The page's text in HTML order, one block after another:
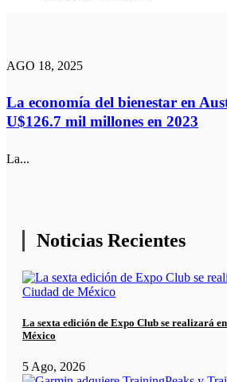
AGO 18, 2025
La economía del bienestar en
U$126.7 mil millones en 2023
La...
Noticias Recientes
La sexta edición de Expo Club se realizará
México
5 Ago, 2026